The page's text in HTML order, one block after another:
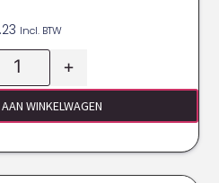
Incl. BTW
+
WINKELWAGEN